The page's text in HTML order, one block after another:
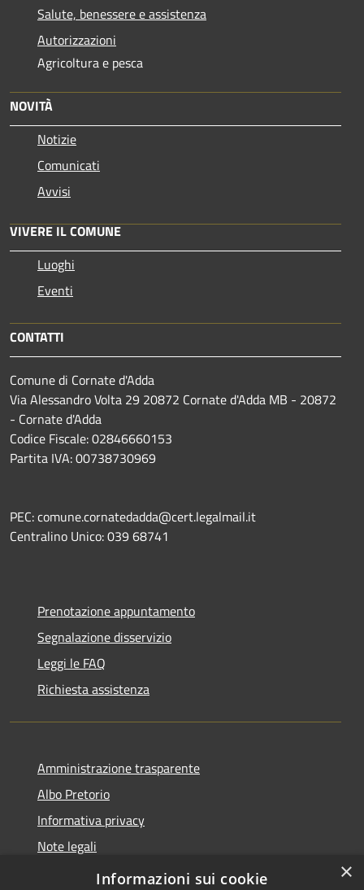
Salute, benessere e assistenza
Autorizzazioni
Agricoltura e pesca
NOVITÀ
Notizie
Comunicati
Avvisi
VIVERE IL COMUNE
Luoghi
Eventi
CONTATTI
Comune di Cornate d'Adda
Via Alessandro Volta 29 20872 Cornate d'Adda MB - 20872
- Cornate d'Adda
Codice Fiscale: 02846660153
Partita IVA: 00738730969
PEC: comune.cornatedadda@cert.legalmail.it
Centralino Unico: 039 68741
Prenotazione appuntamento
Segnalazione disservizio
Leggi le FAQ
Richiesta assistenza
Amministrazione trasparente
Albo Pretorio
Informativa privacy
Note legali
Dichiarazione di accessibilità
×
Informazioni sui cookie